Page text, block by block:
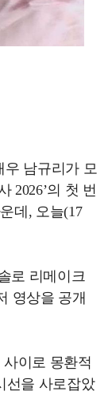
우 남규리가 모
2026’의 첫 번
데, 오늘(17
로 리메이크
영상을 공개
이로 몽환적
선을 사로잡았